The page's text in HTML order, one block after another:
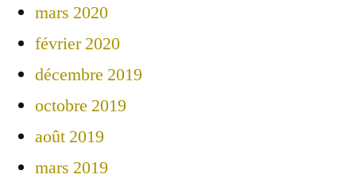
mars 2020
février 2020
décembre 2019
octobre 2019
août 2019
mars 2019